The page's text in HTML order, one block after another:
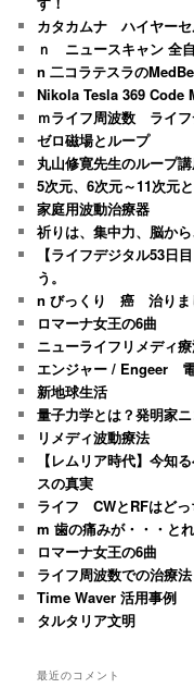
カタカムナ ハイヤー
ｎ ニュースキャン 全
n 二コラテスラの
Nikola Tesla 369 Code
ｍライフ周波数 ライ
ゼロ磁場とループ
丸山修寛先生のループ
5次元、6次元～11次元
家庭用波動治療器
祈りは、集中力、脳か
【ライフデジタル53日
う。
n びっくり 癌 治りま
ロマーナ女王の6曲
ニューライフリメディ
エンジャー / Engeer
新地球生活
量子力学とは？発明家
リメディ波動療法
【レムリア時代】今知
スの真実
ライフ CWとRFはどっ
m 歯の痛みが・・・と
ロマーナ女王の6曲
ライフ周波数での治療
Time Waver 活用事例
タルタリア文明
最近のコメント